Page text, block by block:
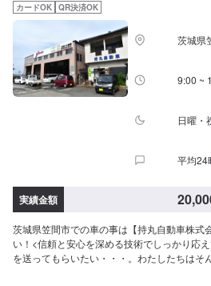
カードOK QR決済OK
茨城県
9:00 ~
日曜・
平均24
実績金額
茨城県笠間市での車の事は【持丸自動車株式
い！<信頼と安心を深める技術でしっかり応
を送ってもらいたい・・・。わたしたちはそ